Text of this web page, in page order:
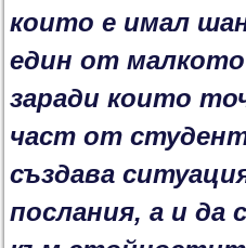
които е имал
един от
заради които
част от
създава
послания, а и да